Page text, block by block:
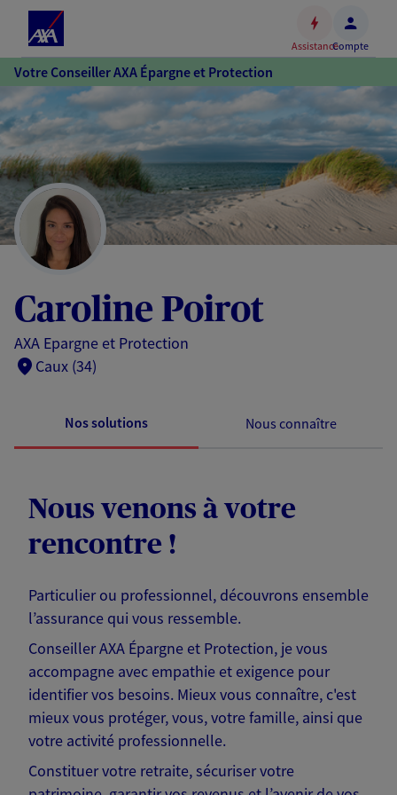
Accéder
au
contenu
principal
Accéder
au
pied
de
page
AssistanceCompte
Votre Conseiller AXA Épargne et Protection
Caroline Poirot
AXA Epargne et Protection
Caux (34)
Nos solutions Nous connaître
Nous venons à votre
rencontre !
Particulier ou professionnel, découvrons ensemble
l’assurance qui vous ressemble.
Conseiller AXA Épargne et Protection, je vous
accompagne avec empathie et exigence pour
identifier vos besoins. Mieux vous connaître, c'est
mieux vous protéger, vous, votre famille, ainsi que
votre activité professionnelle.
Constituer votre retraite, sécuriser votre